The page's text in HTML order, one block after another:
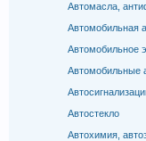
Автомасла,
Автомобильная
Автомобильное
Автомобильные
Автостекло
Автохимия,